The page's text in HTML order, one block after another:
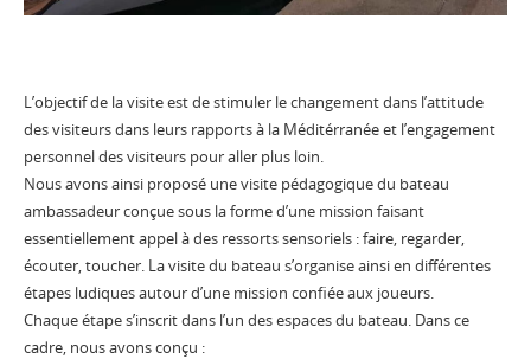
L’objectif de la visite est de stimuler le changement dans l’attitude
des visiteurs dans leurs rapports à la Méditérranée et l’engagement
personnel des visiteurs pour aller plus loin.
Nous avons ainsi proposé une visite pédagogique du bateau
ambassadeur conçue sous la forme d’une mission faisant
essentiellement appel à des ressorts sensoriels : faire, regarder,
écouter, toucher. La visite du bateau s’organise ainsi en différentes
étapes ludiques autour d’une mission confiée aux joueurs.
Chaque étape s’inscrit dans l’un des espaces du bateau. Dans ce
cadre, nous avons conçu :